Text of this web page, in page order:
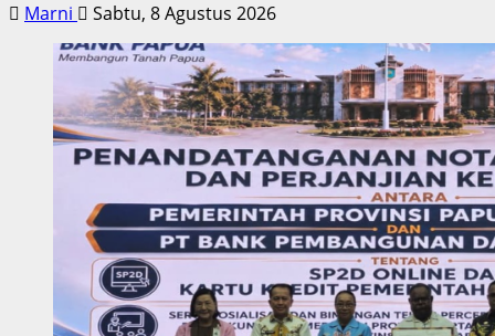
Marni Sabtu, 8 Agustus 2026